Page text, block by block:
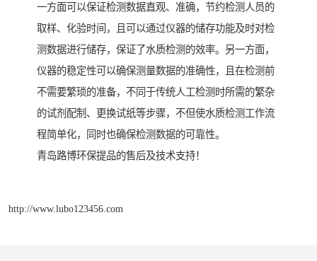
一方面可以保证检测数据直观、准确，节约检测人员的
取样、化验时间，且可以通过仪器的储存功能及时对检
测数据进行储存，保证了水质检测的效率。另一方面，
仪器的稳定性可以确保测量数据的准确性，且在检测前
不需要繁琐的准备，不同于传统人工检测时所需的繁杂
的试剂配制、更换试纸等步骤，不但使水质检测工作流
程简单化，同时也确保检测数据的可靠性。
青岛路博环保提品的售后及技术支持！
http://www.lubo123456.com